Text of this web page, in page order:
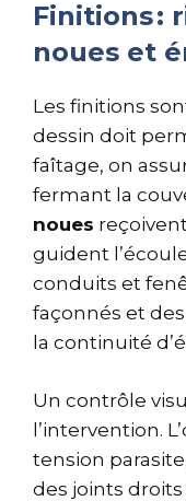
Finitions :
noues et
Les finitions
dessin doit
faîtage, on
fermant la
noues
guident
conduits et
façonnés et
la continuité
Un contrôle
l’intervention.
tension
des joints droits